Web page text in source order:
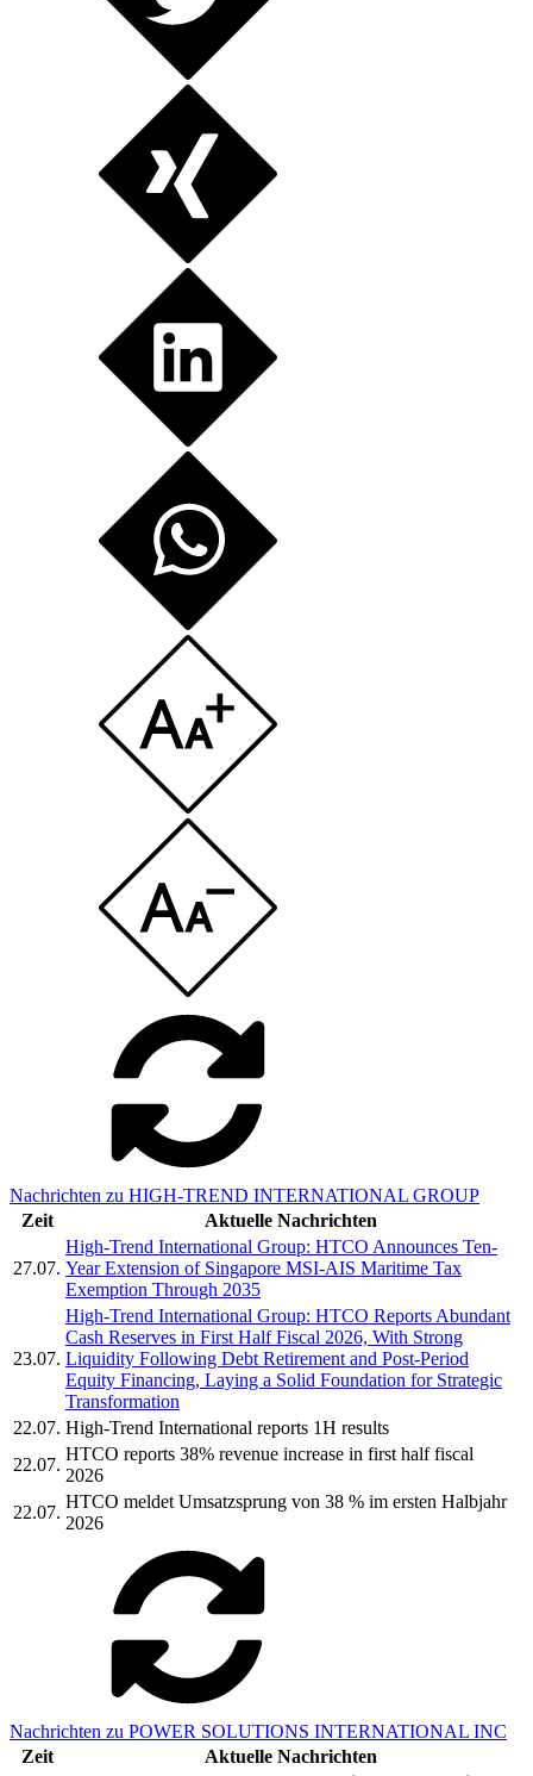
Nachrichten zu HIGH-TREND INTERNATIONAL GROUP
Zeit
Aktuelle Nachrichten
27.07.
High-Trend International Group: HTCO Announces Ten-
Year Extension of Singapore MSI-AIS Maritime Tax
Exemption Through 2035
23.07.
High-Trend International Group: HTCO Reports Abundant
Cash Reserves in First Half Fiscal 2026, With Strong
Liquidity Following Debt Retirement and Post-Period
Equity Financing, Laying a Solid Foundation for Strategic
Transformation
22.07. High-Trend International reports 1H results
22.07.
HTCO reports 38% revenue increase in first half fiscal
2026
22.07.
HTCO meldet Umsatzsprung von 38 % im ersten Halbjahr
2026
Nachrichten zu POWER SOLUTIONS INTERNATIONAL INC
Zeit
Aktuelle Nachrichten